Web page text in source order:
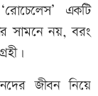
একটি
সামনে নয়, বরং
জীবন নিয়ে